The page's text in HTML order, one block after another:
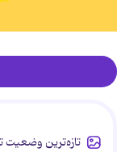
تازه‌ترین وضعیت